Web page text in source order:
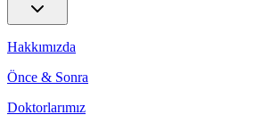
Hakkımızda
Önce & Sonra
Doktorlarımız